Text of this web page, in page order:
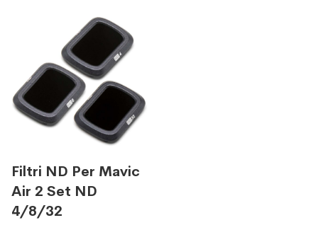
Filtri ND Per Mavic
Air 2 Set ND
4/8/32